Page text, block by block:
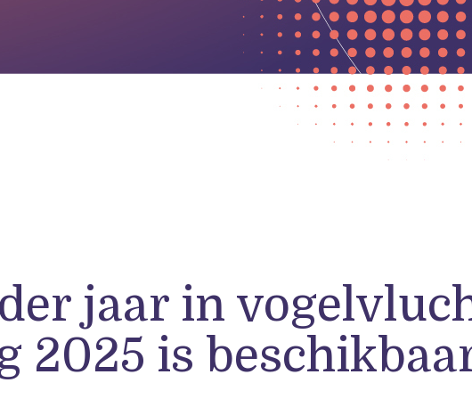
jaar in
2025 is